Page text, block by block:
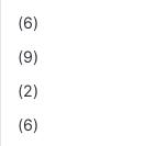
(6)
(9)
(2)
(6)